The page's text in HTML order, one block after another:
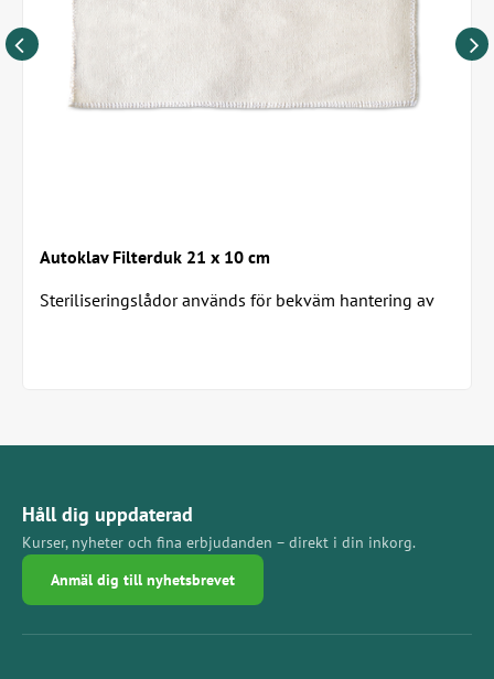
Autoklav Filterduk 21 x 10 cm
Steriliseringslådor används för bekväm hantering av
Håll dig uppdaterad
Kurser, nyheter och fina erbjudanden – direkt i din inkorg.
Anmäl dig till nyhetsbrevet